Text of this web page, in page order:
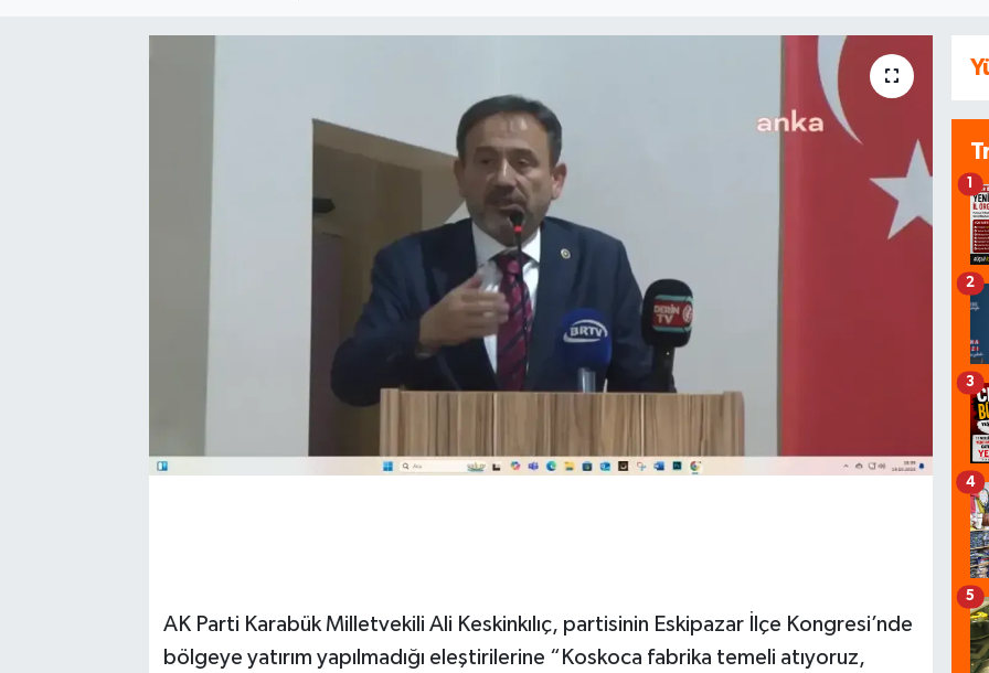
AK Parti Karabük Milletvekili Ali Keskinkılıç, partisinin Eskipazar İlçe Kongresi’nde
bölgeye yatırım yapılmadığı eleştirilerine “Koskoca fabrika temeli atıyoruz,
1
2
3
4
5